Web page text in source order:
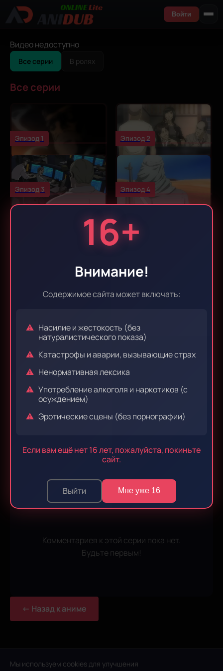
16+
Внимание!
Содержимое сайта может включать:
Насилие и жестокость (без
натуралистического показа)
Катастрофы и аварии, вызывающие страх
Ненормативная лексика
Употребление алкоголя и наркотиков (с
осуждением)
Эротические сцены (без порнографии)
Если вам ещё нет 16 лет, пожалуйста, покиньте
сайт.
Выйти Мне уже 16
Мы используем cookies для улучшения
Войти
Видео недоступно
Все серии В ролях
Все серии
Эпизод 1 Эпизод 2
Эпизод 3 Эпизод 4
Эпизод 6
Эпизод 7 Эпизод 8
Эпизод 9 Эпизод 10
Эпизод 11 Эпизод 12
Войдите , чтобы оставлять комментарии
Комментариев к этой серии пока нет.
Будьте первым!
← Назад к аниме